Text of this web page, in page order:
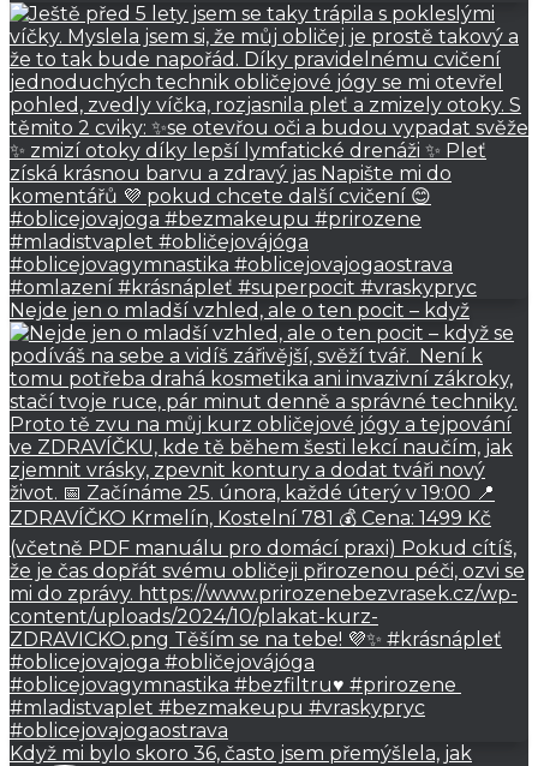
Nejde jen o mladší vzhled, ale o ten pocit – když
Když mi bylo skoro 36, často jsem přemýšlela, jak